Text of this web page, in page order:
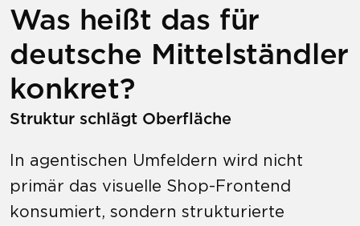
Was heißt das für
deutsche Mittelständler
konkret?
Struktur schlägt Oberfläche
In agentischen Umfeldern wird nicht
primär das visuelle Shop-Frontend
konsumiert, sondern strukturierte